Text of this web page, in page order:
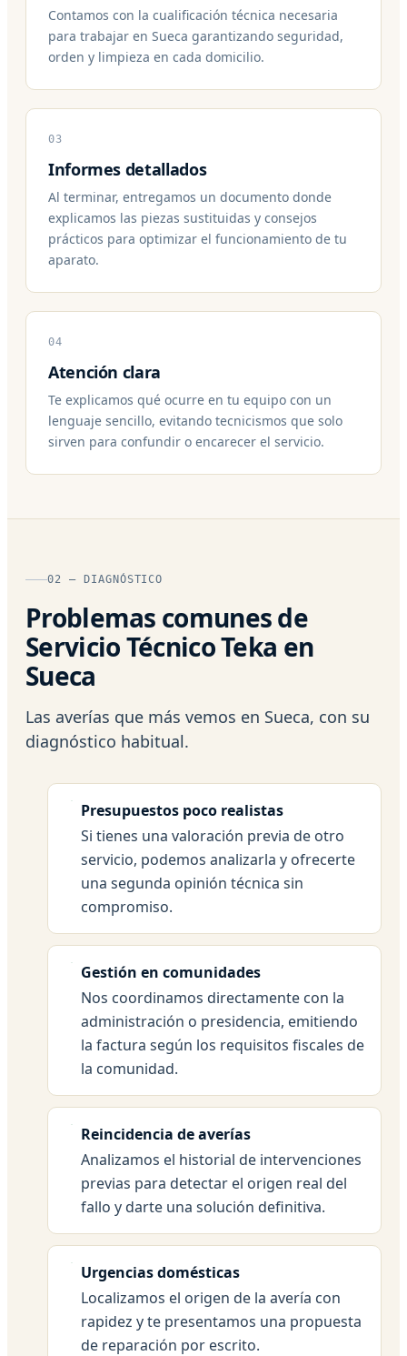
Contamos con la cualificación técnica necesaria
para trabajar en Sueca garantizando seguridad,
orden y limpieza en cada domicilio.
03
Informes detallados
Al terminar, entregamos un documento donde
explicamos las piezas sustituidas y consejos
prácticos para optimizar el funcionamiento de tu
aparato.
04
Atención clara
Te explicamos qué ocurre en tu equipo con un
lenguaje sencillo, evitando tecnicismos que solo
sirven para confundir o encarecer el servicio.
02 — DIAGNÓSTICO
Problemas comunes de
Servicio Técnico Teka en
Sueca
Las averías que más vemos en Sueca, con su
diagnóstico habitual.
Presupuestos poco realistas
Si tienes una valoración previa de otro
servicio, podemos analizarla y ofrecerte
una segunda opinión técnica sin
compromiso.
Gestión en comunidades
Nos coordinamos directamente con la
administración o presidencia, emitiendo
la factura según los requisitos fiscales de
la comunidad.
Reincidencia de averías
Analizamos el historial de intervenciones
previas para detectar el origen real del
fallo y darte una solución definitiva.
Urgencias domésticas
Localizamos el origen de la avería con
rapidez y te presentamos una propuesta
de reparación por escrito.